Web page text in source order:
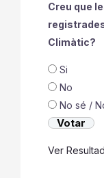
Creu que
Climàtic?
Si
No
No sé /
Ver